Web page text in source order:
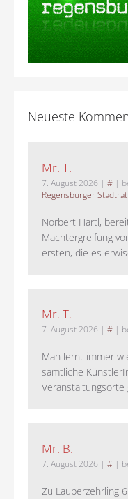
Neueste
Mr. T.
7. August 2026 | # |
Regensburger
Norbert Hartl,
Machtergreifung
ersten, die es
Mr. T.
7. August 2026 | # |
Man lernt immer
sämtliche
Veranstaltungsorte
Mr. B.
7. August 2026 | # |
Zu Lauberzehrling